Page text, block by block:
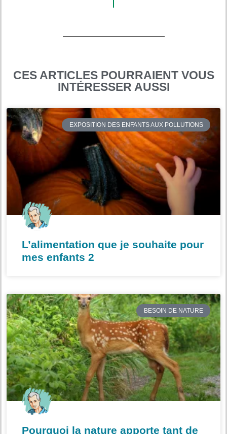
CES ARTICLES POURRAIENT VOUS
INTÉRESSER AUSSI
EXPOSITION DES ENFANTS AUX POLLUTIONS
L’alimentation que je souhaite pour
mes enfants 2
BESOIN DE NATURE
Pourquoi la nature apporte tant de